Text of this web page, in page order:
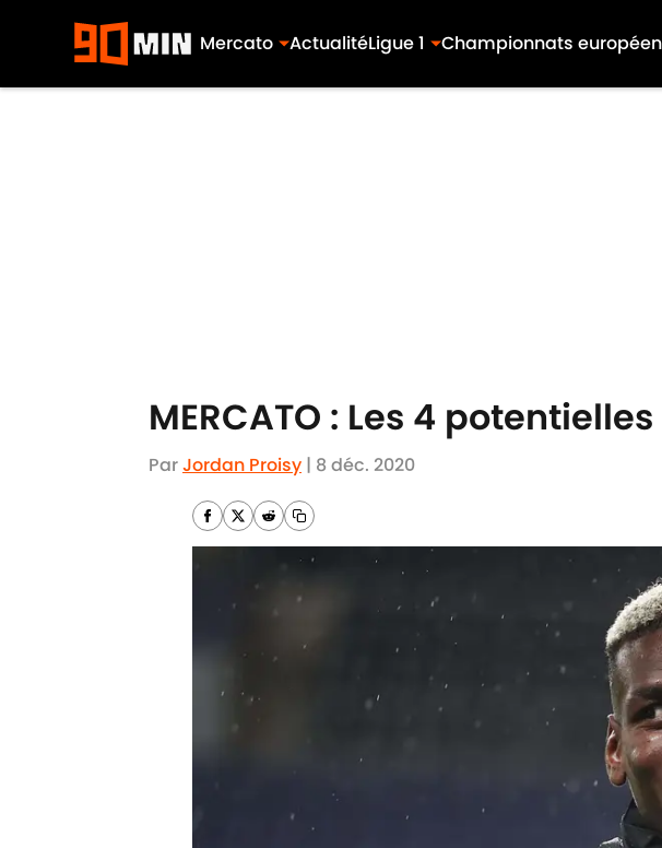
Mercato ActualitéLigue 1 Championnats
MERCATO : Les 4
ParJordan Proisy | 8 déc. 2020